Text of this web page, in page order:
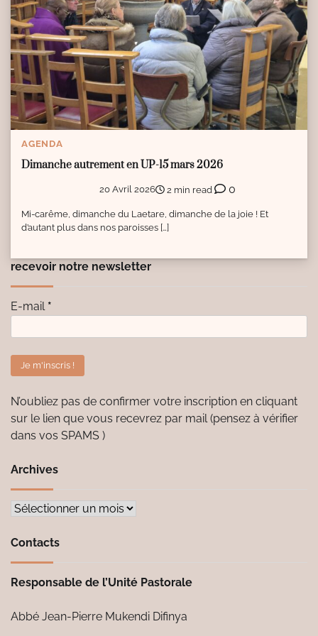
AGENDA
Dimanche autrement en UP-15 mars 2026
20 Avril 2026 2 min read 0
Mi-carême, dimanche du Laetare, dimanche de la joie ! Et
d’autant plus dans nos paroisses […]
recevoir notre newsletter
E-mail *
N’oubliez pas de confirmer votre inscription en cliquant
sur le lien que vous recevrez par mail (pensez à vérifier
dans vos SPAMS )
Archives
Archives
Contacts
Responsable de l’Unité Pastorale
Abbé Jean-Pierre Mukendi Difinya